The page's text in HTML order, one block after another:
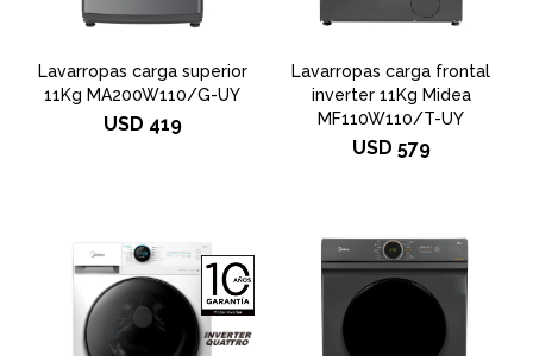
Lavarropas carga superior
11Kg MA200W110/G-UY
USD 419
Lavarropas carga frontal
inverter 11Kg Midea
MF110W110/T-UY
USD 579